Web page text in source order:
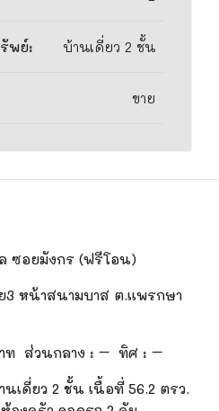
พย์: บ้านเดี่ยว 2 ชั้น
ขาย
ซอยมังกร (ฟรีโอน)
3 หน้าสนามบาส ต.แพรกษา
ท ส่วนกลาง : – ทิศ : –
นเดี่ยว 2 ชั้น เนื้อที่ 56.2 ตรว.